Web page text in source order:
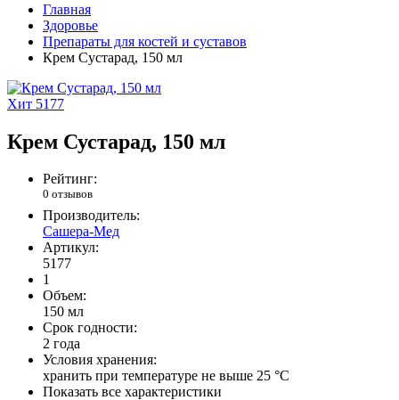
Главная
Здоровье
Препараты для костей и суставов
Крем Сустарад, 150 мл
Хит 5177
Крем Сустарад, 150 мл
Рейтинг:
0 отзывов
Производитель:
Сашера-Мед
Артикул:
5177
1
Объем:
150 мл
Срок годности:
2 года
Условия хранения:
хранить при температуре не выше 25 °С
Показать все характеристики